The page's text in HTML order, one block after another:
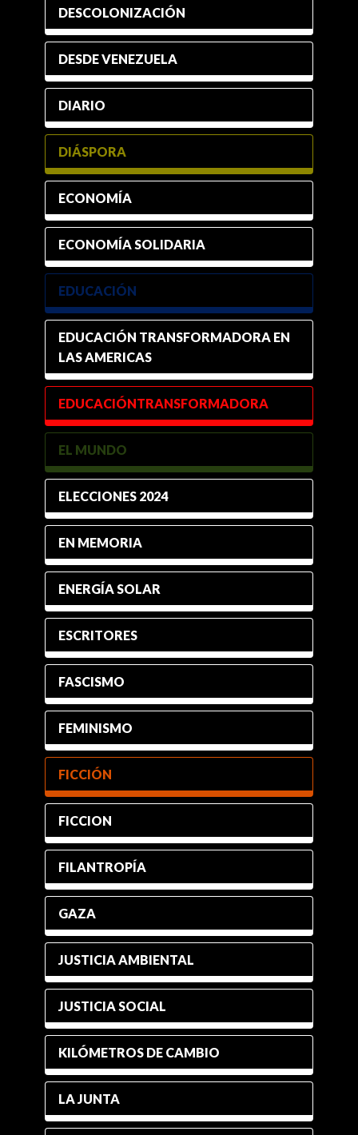
DESCOLONIZACIÓN
DESDE VENEZUELA
DIARIO
DIÁSPORA
ECONOMÍA
ECONOMÍA SOLIDARIA
EDUCACIÓN
EDUCACIÓN TRANSFORMADORA EN
LAS AMERICAS
EDUCACIÓNTRANSFORMADORA
EL MUNDO
ELECCIONES 2024
EN MEMORIA
ENERGÍA SOLAR
ESCRITORES
FASCISMO
FEMINISMO
FICCIÓN
FICCION
FILANTROPÍA
GAZA
JUSTICIA AMBIENTAL
JUSTICIA SOCIAL
KILÓMETROS DE CAMBIO
LA JUNTA